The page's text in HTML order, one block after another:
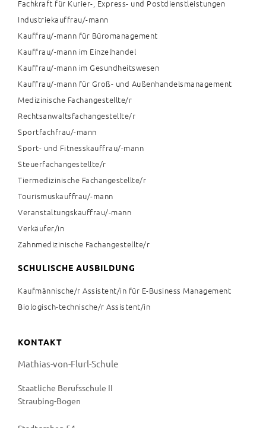
Fachkraft für Kurier-, Express- und Postdienstleistungen
Industriekauffrau/-mann
Kauffrau/-mann für Büromanagement
Kauffrau/-mann im Einzelhandel
Kauffrau/-mann im Gesundheitswesen
Kauffrau/-mann für Groß- und Außenhandelsmanagement
Medizinische Fachangestellte/r
Rechtsanwaltsfachangestellte/r
Sportfachfrau/-mann
Sport- und Fitnesskauffrau/-mann
Steuerfachangestellte/r
Tiermedizinische Fachangestellte/r
Tourismuskauffrau/-mann
Veranstaltungskauffrau/-mann
Verkäufer/in
Zahnmedizinische Fachangestellte/r
SCHULISCHE AUSBILDUNG
Kaufmännische/r Assistent/in für E-Business Management
Biologisch-technische/r Assistent/in
KONTAKT
Mathias-von-Flurl-Schule
Staatliche Berufsschule II
Straubing-Bogen